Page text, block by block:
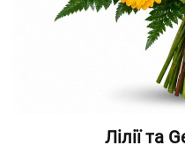
Лілії та